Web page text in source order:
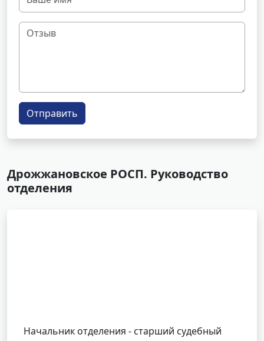
Отправить
Дрожжановское РОСП. Руководство
отделения
Начальник отделения - старший судебный